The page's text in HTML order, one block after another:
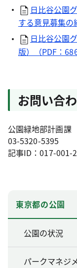
日比谷公園
する意見募集の
日比谷公園
版）（PDF：
お問い合
公園緑地部計画課
03-5320-5395
記事ID：017-001-
東京都の公園
公園の状況
パークマネジ